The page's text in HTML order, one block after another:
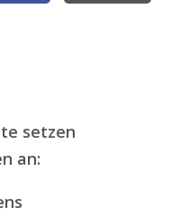
setzen
an: